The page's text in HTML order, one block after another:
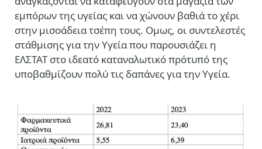
εμπόρων της υγείας και να χώνουν βαθιά το χέρι
στην μισοάδεια τσέπη τους. Ομως, οι συντελεστές
στάθμισης για την Υγεία που παρουσιάζει η
ΕΛΣΤΑΤ στο ιδεατό καταναλωτικό πρότυπό της
υποβαθμίζουν πολύ τις δαπάνες για την Υγεία.